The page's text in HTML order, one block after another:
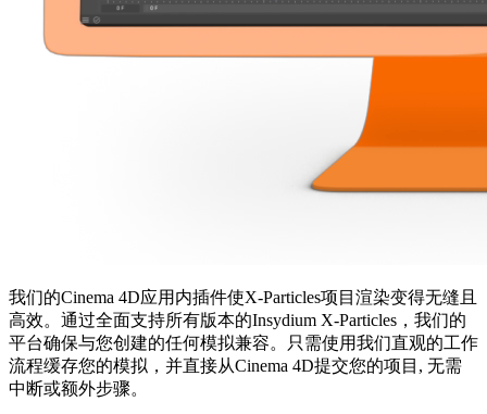
我们的Cinema 4D应用内插件使X-Particles项目渲染变得无缝且
高效。通过全面支持所有版本的Insydium X-Particles，我们的
平台确保与您创建的任何模拟兼容。只需使用我们直观的工作
流程缓存您的模拟，并直接从Cinema 4D提交您的项目, 无需
中断或额外步骤。